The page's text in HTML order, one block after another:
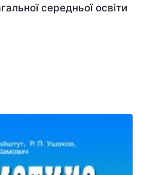
середньої освіти